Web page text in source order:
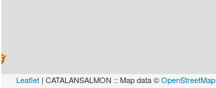
Leaflet | CATALANSALMON :: Map data ©OpenStreetMap